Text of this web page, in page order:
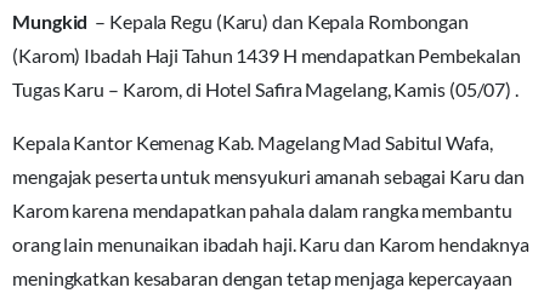
Mungkid – Kepala Regu (Karu) dan Kepala Rombongan
(Karom) Ibadah Haji Tahun 1439 H mendapatkan Pembekalan
Tugas Karu – Karom, di Hotel Safira Magelang, Kamis (05/07) .
Kepala Kantor Kemenag Kab. Magelang Mad Sabitul Wafa,
mengajak peserta untuk mensyukuri amanah sebagai Karu dan
Karom karena mendapatkan pahala dalam rangka membantu
orang lain menunaikan ibadah haji. Karu dan Karom hendaknya
meningkatkan kesabaran dengan tetap menjaga kepercayaan